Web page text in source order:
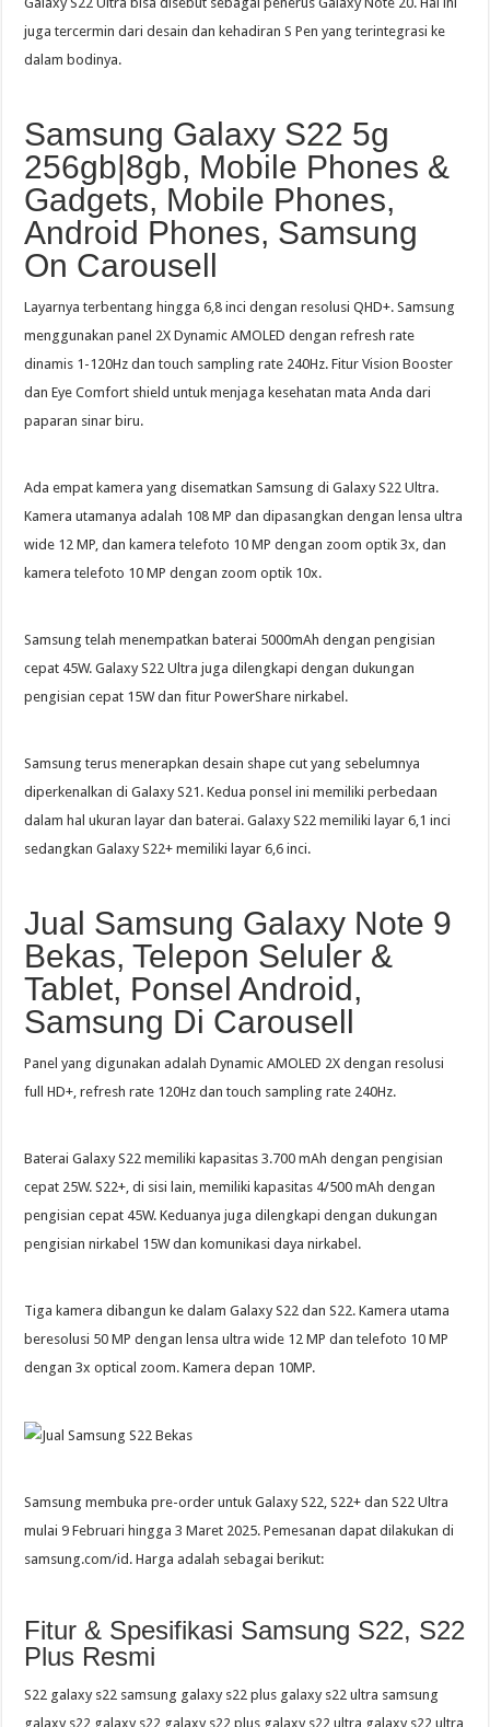
juga tercermin dari desain dan kehadiran S Pen yang terintegrasi ke
dalam bodinya.
Samsung Galaxy S22 5g
256gb|8gb, Mobile Phones &
Gadgets, Mobile Phones,
Android Phones, Samsung
On Carousell
Layarnya terbentang hingga 6,8 inci dengan resolusi QHD+. Samsung
menggunakan panel 2X Dynamic AMOLED dengan refresh rate
dinamis 1-120Hz dan touch sampling rate 240Hz. Fitur Vision Booster
dan Eye Comfort shield untuk menjaga kesehatan mata Anda dari
paparan sinar biru.
Ada empat kamera yang disematkan Samsung di Galaxy S22 Ultra.
Kamera utamanya adalah 108 MP dan dipasangkan dengan lensa ultra
wide 12 MP, dan kamera telefoto 10 MP dengan zoom optik 3x, dan
kamera telefoto 10 MP dengan zoom optik 10x.
Samsung telah menempatkan baterai 5000mAh dengan pengisian
cepat 45W. Galaxy S22 Ultra juga dilengkapi dengan dukungan
pengisian cepat 15W dan fitur PowerShare nirkabel.
Samsung terus menerapkan desain shape cut yang sebelumnya
diperkenalkan di Galaxy S21. Kedua ponsel ini memiliki perbedaan
dalam hal ukuran layar dan baterai. Galaxy S22 memiliki layar 6,1 inci
sedangkan Galaxy S22+ memiliki layar 6,6 inci.
Jual Samsung Galaxy Note 9
Bekas, Telepon Seluler &
Tablet, Ponsel Android,
Samsung Di Carousell
Panel yang digunakan adalah Dynamic AMOLED 2X dengan resolusi
full HD+, refresh rate 120Hz dan touch sampling rate 240Hz.
Baterai Galaxy S22 memiliki kapasitas 3.700 mAh dengan pengisian
cepat 25W. S22+, di sisi lain, memiliki kapasitas 4/500 mAh dengan
pengisian cepat 45W. Keduanya juga dilengkapi dengan dukungan
pengisian nirkabel 15W dan komunikasi daya nirkabel.
Tiga kamera dibangun ke dalam Galaxy S22 dan S22. Kamera utama
beresolusi 50 MP dengan lensa ultra wide 12 MP dan telefoto 10 MP
dengan 3x optical zoom. Kamera depan 10MP.
Samsung membuka pre-order untuk Galaxy S22, S22+ dan S22 Ultra
mulai 9 Februari hingga 3 Maret 2025. Pemesanan dapat dilakukan di
samsung.com/id. Harga adalah sebagai berikut:
Fitur & Spesifikasi Samsung S22, S22
Plus Resmi
S22 galaxy s22 samsung galaxy s22 plus galaxy s22 ultra samsung
galaxy s22 galaxy s22 galaxy s22 plus galaxy s22 ultra galaxy s22 ultra